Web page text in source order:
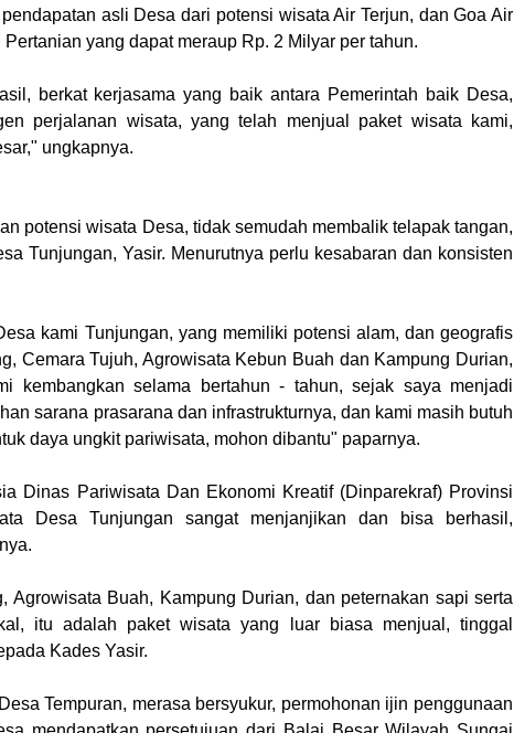
asli Desa dari potensi wisata Air Terjun, dan Goa Air
yang dapat meraup Rp. 2 Milyar per tahun.
berkat kerjasama yang baik antara Pemerintah baik Desa,
perjalanan wisata, yang telah menjual paket wisata kami,
ungkapnya.
potensi wisata Desa, tidak semudah membalik telapak tangan,
Tunjungan, Yasir. Menurutnya perlu kesabaran dan konsisten
kami Tunjungan, yang memiliki potensi alam, dan geografis
Cemara Tujuh, Agrowisata Kebun Buah dan Kampung Durian,
kembangkan selama bertahun - tahun, sejak saya menjadi
sarana prasarana dan infrastrukturnya, dan kami masih butuh
daya ungkit pariwisata, mohon dibantu" paparnya.
Dinas Pariwisata Dan Ekonomi Kreatif (Dinparekraf) Provinsi
Desa Tunjungan sangat menjanjikan dan bisa berhasil,
Agrowisata Buah, Kampung Durian, dan peternakan sapi serta
itu adalah paket wisata yang luar biasa menjual, tinggal
Kades Yasir.
Tempuran, merasa bersyukur, permohonan ijin penggunaan